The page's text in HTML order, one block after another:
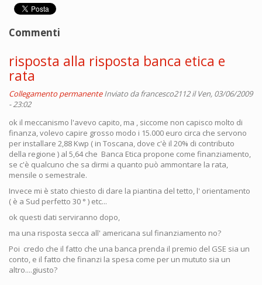
Commenti
risposta alla risposta banca etica e
rata
Collegamento permanente Inviato dafrancesco2112il Ven, 03/06/2009
- 23:02
ok il meccanismo l'avevo capito, ma , siccome non capisco molto di
finanza, volevo capire grosso modo i 15.000 euro circa che servono
per installare 2,88 Kwp ( in Toscana, dove c'è il 20% di contributo
della regione ) al 5,64 che Banca Etica propone come finanziamento,
se c'è qualcuno che sa dirmi a quanto può ammontare la rata,
mensile o semestrale.
Invece mi è stato chiesto di dare la piantina del tetto, l' orientamento
( è a Sud perfetto 30 ° ) etc...
ok questi dati serviranno dopo,
ma una risposta secca all' americana sul finanziamento no?
Poi credo che il fatto che una banca prenda il premio del GSE sia un
conto, e il fatto che finanzi la spesa come per un mututo sia un
altro....giusto?